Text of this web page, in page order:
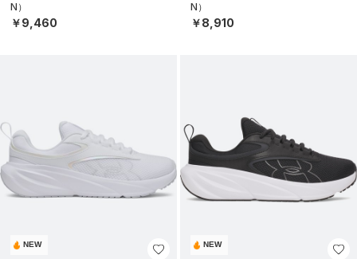
N）
￥9,460
N）
￥8,910
NEW NEW